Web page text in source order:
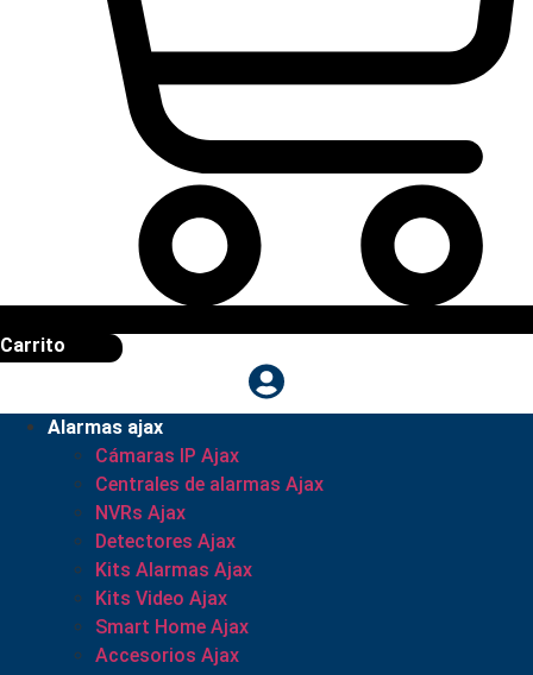
Carrito
Alarmas ajax
Cámaras IP Ajax
Centrales de alarmas Ajax
NVRs Ajax
Detectores Ajax
Kits Alarmas Ajax
Kits Video Ajax
Smart Home Ajax
Accesorios Ajax